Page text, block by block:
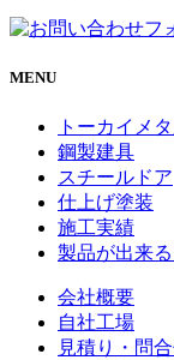
MENU
トーカイメ
鋼製建具
スチールドア
仕上げ塗装
施工実績
製品が出来
会社概要
自社工場
見積り・問